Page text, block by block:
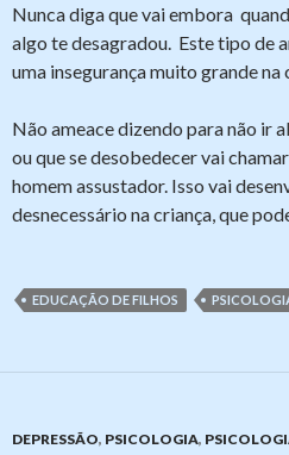
Nunca diga que vai embora
algo te desagradou. Este tipo de
uma insegurança muito grande na
Não ameace dizendo para não ir
ou que se desobedecer vai
homem assustador. Isso vai
desnecessário na criança, que
EDUCAÇÃO DE FILHOS
DEPRESSÃO, PSICOLOGIA,